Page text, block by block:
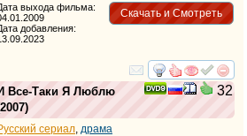
Скачать и Смотреть
выхода фильма:
добавления:
смотреть
32
Все-Таки Я Люблю
сериал, драма